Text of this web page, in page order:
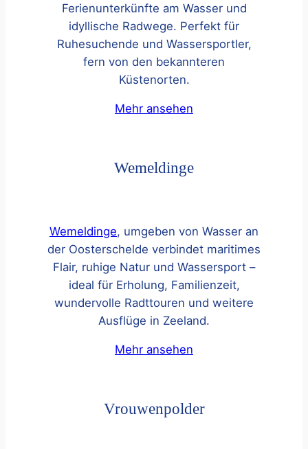
Ferienunterkünfte am Wasser und
idyllische Radwege. Perfekt für
Ruhesuchende und Wassersportler,
fern von den bekannteren
Küstenorten.
Mehr ansehen
Wemeldinge
Wemeldinge, umgeben von Wasser an
der Oosterschelde verbindet maritimes
Flair, ruhige Natur und Wassersport –
ideal für Erholung, Familienzeit,
wundervolle Radttouren und weitere
Ausflüge in Zeeland.
Mehr ansehen
Vrouwenpolder